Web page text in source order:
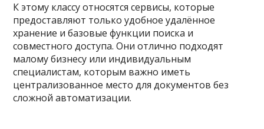
К этому классу относятся сервисы, которые
предоставляют только удобное удалённое
хранение и базовые функции поиска и
совместного доступа. Они отлично подходят
малому бизнесу или индивидуальным
специалистам, которым важно иметь
централизованное место для документов без
сложной автоматизации.